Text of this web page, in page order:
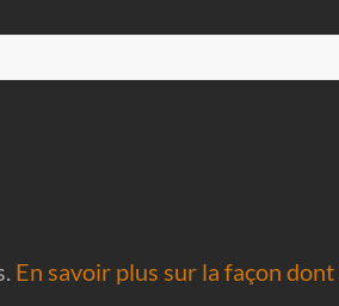
En savoir plus sur la façon dont